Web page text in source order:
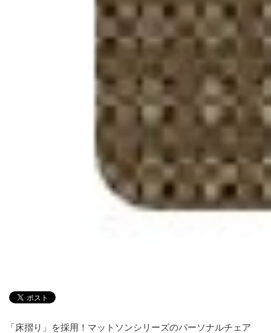
「床摺り」を採用！マットソンシリーズのパーソナルチェア